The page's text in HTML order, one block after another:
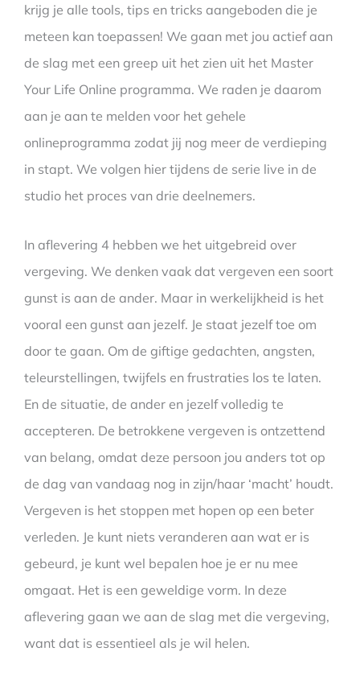
krijg je alle tools, tips en tricks aangeboden die je
meteen kan toepassen! We gaan met jou actief aan
de slag met een greep uit het zien uit het Master
Your Life Online programma. We raden je daarom
aan je aan te melden voor het gehele
onlineprogramma zodat jij nog meer de verdieping
in stapt. We volgen hier tijdens de serie live in de
studio het proces van drie deelnemers.
In aflevering 4 hebben we het uitgebreid over
vergeving. We denken vaak dat vergeven een soort
gunst is aan de ander. Maar in werkelijkheid is het
vooral een gunst aan jezelf. Je staat jezelf toe om
door te gaan. Om de giftige gedachten, angsten,
teleurstellingen, twijfels en frustraties los te laten.
En de situatie, de ander en jezelf volledig te
accepteren. De betrokkene vergeven is ontzettend
van belang, omdat deze persoon jou anders tot op
de dag van vandaag nog in zijn/haar ‘macht’ houdt.
Vergeven is het stoppen met hopen op een beter
verleden. Je kunt niets veranderen aan wat er is
gebeurd, je kunt wel bepalen hoe je er nu mee
omgaat. Het is een geweldige vorm. In deze
aflevering gaan we aan de slag met die vergeving,
want dat is essentieel als je wil helen.